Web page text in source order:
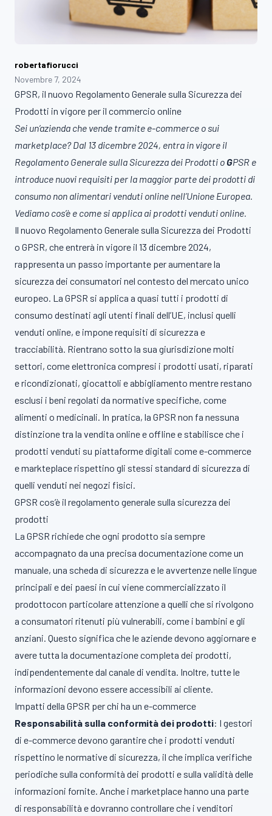
robertafiorucci
Novembre 7, 2024
GPSR, il nuovo Regolamento Generale sulla Sicurezza dei
Prodotti in vigore per il commercio online
Sei un’azienda che vende tramite e-commerce o sui
marketplace? Dal 13 dicembre 2024, entra in vigore il
Regolamento Generale sulla Sicurezza dei Prodotti oGPSR e
introduce nuovi requisiti per la maggior parte dei prodotti di
consumo non alimentari venduti online nell’Unione Europea.
Vediamo cos’è e come si applica ai prodotti venduti online.
Il nuovo Regolamento Generale sulla Sicurezza dei Prodotti
o GPSR, che entrerà in vigore il 13 dicembre 2024,
rappresenta un passo importante per aumentare la
sicurezza dei consumatori nel contesto del mercato unico
europeo. La GPSR si applica a quasi tutti i prodotti di
consumo destinati agli utenti finali dell’UE, inclusi quelli
venduti online, e impone requisiti di sicurezza e
tracciabilità. Rientrano sotto la sua giurisdizione molti
settori, come elettronica compresi i prodotti usati, riparati
e ricondizionati, giocattoli e abbigliamento mentre restano
esclusi i beni regolati da normative specifiche, come
alimenti o medicinali. In pratica, la GPSR non fa nessuna
distinzione tra la vendita online e offline e stabilisce che i
prodotti venduti su piattaforme digitali come e-commerce
e markteplace rispettino gli stessi standard di sicurezza di
quelli venduti nei negozi fisici.
GPSR cos’è il regolamento generale sulla sicurezza dei
prodotti
La GPSR richiede che ogni prodotto sia sempre
accompagnato da una precisa documentazione come un
manuale, una scheda di sicurezza e le avvertenze nelle lingue
principali e dei paesi in cui viene commercializzato il
prodottocon particolare attenzione a quelli che si rivolgono
a consumatori ritenuti più vulnerabili, come i bambini e gli
anziani. Questo significa che le aziende devono aggiornare e
avere tutta la documentazione completa dei prodotti,
indipendentemente dal canale di vendita. Inoltre, tutte le
informazioni devono essere accessibili ai cliente.
Impatti della GPSR per chi ha un e-commerce
Responsabilità sulla conformità dei prodotti: I gestori
di e-commerce devono garantire che i prodotti venduti
rispettino le normative di sicurezza, il che implica verifiche
periodiche sulla conformità dei prodotti e sulla validità delle
informazioni fornite. Anche i marketplace hanno una parte
di responsabilità e dovranno controllare che i venditori